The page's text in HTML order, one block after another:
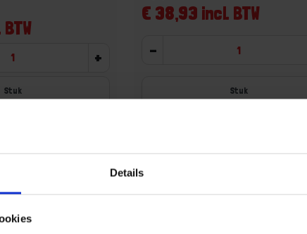
Details
+
Stuk
€ 38,93 incl. BTW
-
Stuk